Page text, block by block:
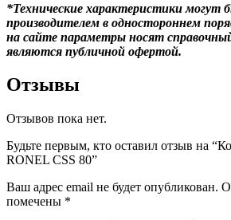
*Технические характеристики могут
производителем в одностороннем
на сайте параметры носят
являются публичной офертой.
Отзывы
Отзывов пока нет.
Будьте первым, кто оставил отзыв на
RONEL CSS 80”
Ваш адрес email не будет опубликован.
помечены *